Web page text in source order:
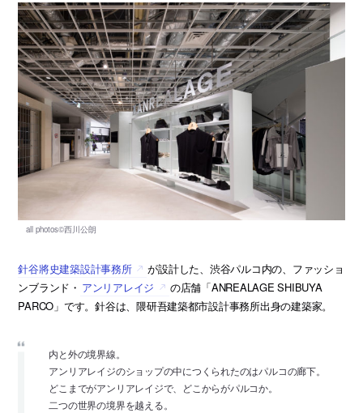
針谷將史建築設計事務所
が設計した、渋谷パルコ内の、ファッショ
ンブランド・ アンリアレイジ
の店舗「ANREALAGE SHIBUYA
PARCO」です。針谷は、隈研吾建築都市設計事務所出身の建築家。
内と外の境界線。
アンリアレイジのショップの中につくられたのはパルコの廊下。
どこまでがアンリアレイジで、どこからがパルコか。
二つの世界の境界を越える。